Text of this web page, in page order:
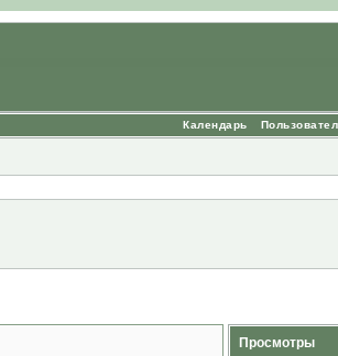
Календарь
Просмотры